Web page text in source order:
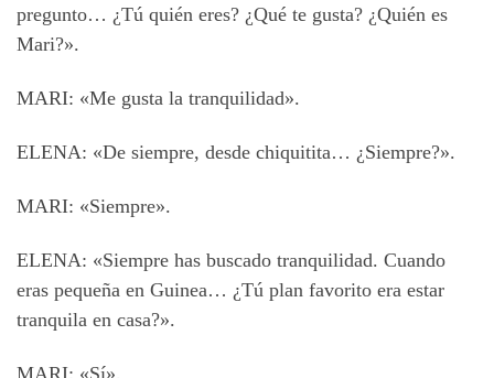
pregunto… ¿Tú quién eres? ¿Qué te gusta? ¿Quién es
Mari?».
MARI: «Me gusta la tranquilidad».
ELENA: «De siempre, desde chiquitita… ¿Siempre?».
MARI: «Siempre».
ELENA: «Siempre has buscado tranquilidad. Cuando
eras pequeña en Guinea… ¿Tú plan favorito era estar
tranquila en casa?».